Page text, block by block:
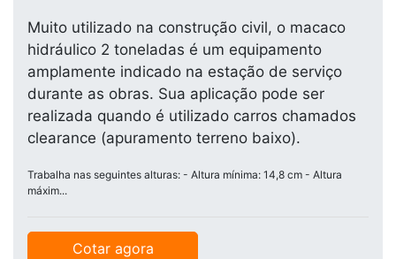
Muito utilizado na construção civil, o macaco
hidráulico 2 toneladas é um equipamento
amplamente indicado na estação de serviço
durante as obras. Sua aplicação pode ser
realizada quando é utilizado carros chamados
clearance (apuramento terreno baixo).
Trabalha nas seguintes alturas: - Altura mínima: 14,8 cm - Altura
máxim...
Cotar agora